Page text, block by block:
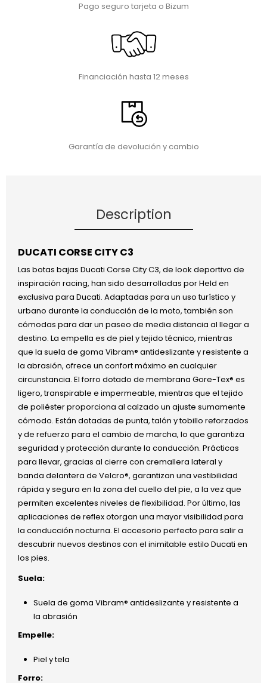
Pago seguro tarjeta o Bizum
Financiación hasta 12 meses
Garantía de devolución y cambio
Description
DUCATI CORSE CITY C3
Las botas bajas Ducati Corse City C3, de look deportivo de
inspiración racing, han sido desarrolladas por Held en
exclusiva para Ducati. Adaptadas para un uso turístico y
urbano durante la conducción de la moto, también son
cómodas para dar un paseo de media distancia al llegar a
destino. La empella es de piel y tejido técnico, mientras
que la suela de goma Vibram® antideslizante y resistente a
la abrasión, ofrece un confort máximo en cualquier
circunstancia. El forro dotado de membrana Gore-Tex® es
ligero, transpirable e impermeable, mientras que el tejido
de poliéster proporciona al calzado un ajuste sumamente
cómodo. Están dotadas de punta, talón y tobillo reforzados
y de refuerzo para el cambio de marcha, lo que garantiza
seguridad y protección durante la conducción. Prácticas
para llevar, gracias al cierre con cremallera lateral y
banda delantera de Velcro®, garantizan una vestibilidad
rápida y segura en la zona del cuello del pie, a la vez que
permiten excelentes niveles de flexibilidad. Por último, las
aplicaciones de reflex otorgan una mayor visibilidad para
la conducción nocturna. El accesorio perfecto para salir a
descubrir nuevos destinos con el inimitable estilo Ducati en
los pies.
Suela:
Suela de goma Vibram® antideslizante y resistente a
la abrasión
Empelle:
Piel y tela
Forro: